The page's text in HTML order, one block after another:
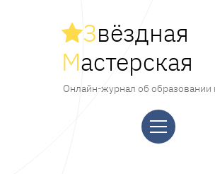
Звёздная
Мастерская
Онлайн-журнал об образовании